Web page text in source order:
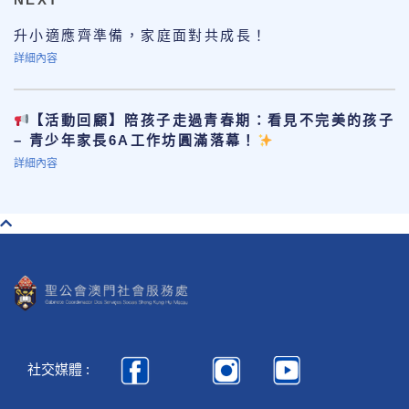
升小適應齊準備，家庭面對共成長！
詳細內容
【活動回顧】陪孩子走過青春期：看見不完美的孩子
– 青少年家長6A工作坊圓滿落幕！
詳細內容
社交媒體 :